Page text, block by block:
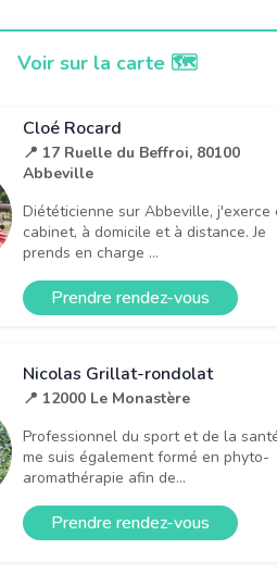
Voir sur la carte 🗺️
Cloé Rocard
📍 17 Ruelle du Beffroi, 80100
Abbeville
Diététicienne sur Abbeville, j'exerce
cabinet, à domicile et à distance. Je
prends en charge ...
Prendre rendez-vous
Nicolas Grillat-rondolat
📍 12000 Le Monastère
Professionnel du sport et de la
me suis également formé en phyto-
aromathérapie afin de...
Prendre rendez-vous